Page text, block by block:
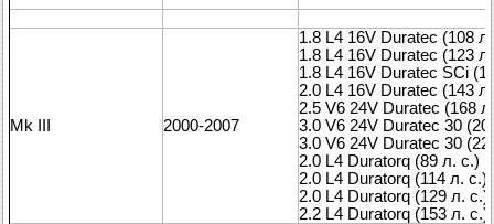
Mk III 2000-2007
1.8 L4 16V Duratec (108
1.8 L4 16V Duratec (123
1.8 L4 16V Duratec SCi
2.0 L4 16V Duratec (143
2.5 V6 24V Duratec (168
3.0 V6 24V Duratec 30
3.0 V6 24V Duratec 30
2.0 L4 Duratorq (89 л. с.)
2.0 L4 Duratorq (114 л. с.)
2.0 L4 Duratorq (129 л. с.)
2.2 L4 Duratorq (153 л. с.)